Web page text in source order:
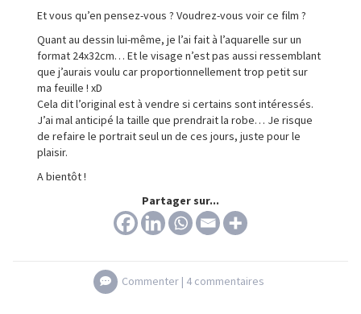
Et vous qu’en pensez-vous ? Voudrez-vous voir ce film ?
Quant au dessin lui-même, je l’ai fait à l’aquarelle sur un
format 24x32cm… Et le visage n’est pas aussi ressemblant
que j’aurais voulu car proportionnellement trop petit sur
ma feuille ! xD
Cela dit l’original est à vendre si certains sont intéressés.
J’ai mal anticipé la taille que prendrait la robe… Je risque
de refaire le portrait seul un de ces jours, juste pour le
plaisir.
A bientôt !
Partager sur...
Commenter | 4 commentaires